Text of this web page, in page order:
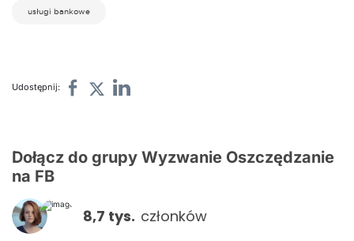
usługi bankowe
Udostępnij:
Dołącz do grupy Wyzwanie Oszczędzanie
na FB
8,7 tys. członków